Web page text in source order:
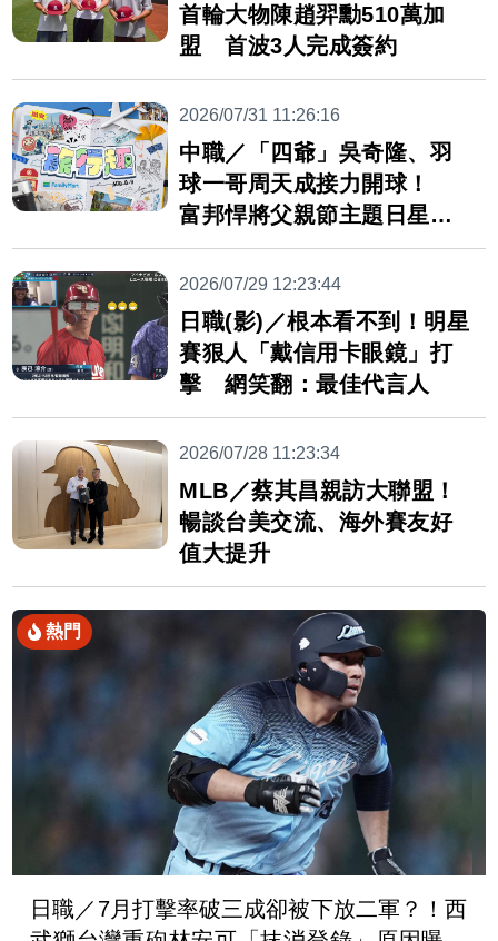
首輪大物陳趙羿勳510萬加
盟 首波3人完成簽約
2026/07/31 11:26:16
中職／「四爺」吳奇隆、羽
球一哥周天成接力開球！
富邦悍將父親節主題日星光
爆棚
2026/07/29 12:23:44
日職(影)／根本看不到！明星
賽狠人「戴信用卡眼鏡」打
擊 網笑翻：最佳代言人
2026/07/28 11:23:34
MLB／蔡其昌親訪大聯盟！
暢談台美交流、海外賽友好
值大提升
熱門
日職／7月打擊率破三成卻被下放二軍？！西